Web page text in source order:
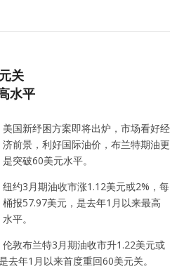
关
水平
美国新纾困方案即将出炉，市场看好经
济前景，利好国际油价，布兰特期油更
是突破60美元水平。
纽约3月期油收市涨1.12美元或2%，每
桶报57.97美元，是去年1月以来最高
水平。
伦敦布兰特3月期油收市升1.22美元或
去年1月以来首度重回60美元关。